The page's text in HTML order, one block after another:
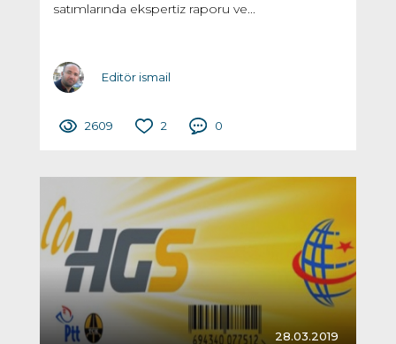
satımlarında ekspertiz raporu ve...
Editör ismail
2609 2 0
28.03.2019